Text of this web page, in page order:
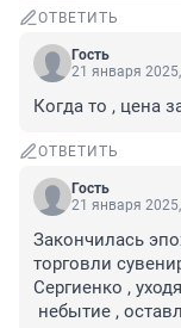
ОТВЕТИТЬ
Гость
21 января
Когда то , цена
ОТВЕТИТЬ
Гость
21 января
Закончилась
торговли
Сергиенко ,
небытие ,